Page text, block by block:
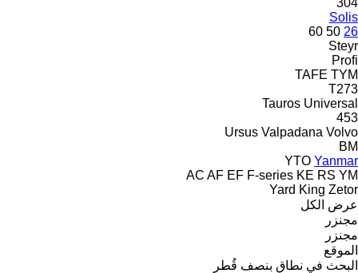
Solis
26
50
60
Steyr
Profi
TAFE TYM
T273
Tauros Universal
453
Ursus Valpadana Volvo
BM
YTO Yanmar
AC AF EF F-series KE RS YM
Yard King Zetor
عرض الكل
مجنزر
مجنزر
الموقع
البحث في نطاق بنصف قُطر